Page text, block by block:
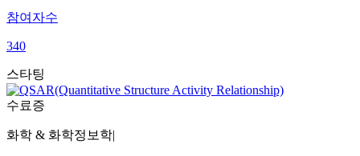
참여자수
340
스타팅
수료증
화학 & 화학정보학|